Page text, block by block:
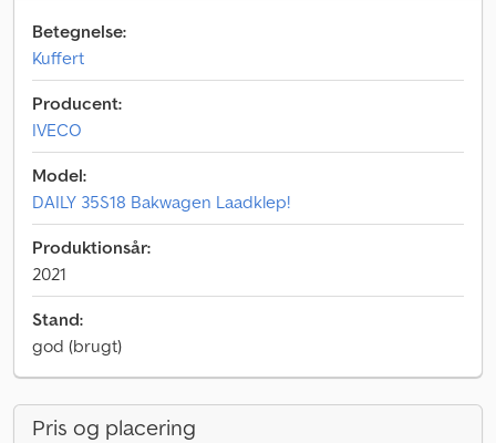
Betegnelse:
Kuffert
Producent:
IVECO
Model:
DAILY 35S18 Bakwagen Laadklep!
Produktionsår:
2021
Stand:
god (brugt)
Pris og placering